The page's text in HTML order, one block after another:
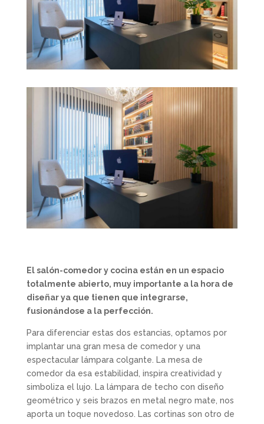
El salón-comedor y cocina están en un espacio
totalmente abierto, muy importante a la hora de
diseñar ya que tienen que integrarse,
fusionándose a la perfección.
Para diferenciar estas dos estancias, optamos por
implantar una gran mesa de comedor y una
espectacular lámpara colgante. La mesa de
comedor da esa estabilidad, inspira creatividad y
simboliza el lujo. La lámpara de techo con diseño
geométrico y seis brazos en metal negro mate, nos
aporta un toque novedoso. Las cortinas son otro de